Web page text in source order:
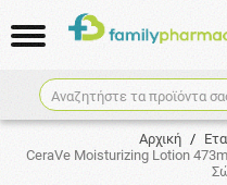
Αναζητήστε τα προϊόντα
Αρχική /
CeraVe Moisturizing Lotion